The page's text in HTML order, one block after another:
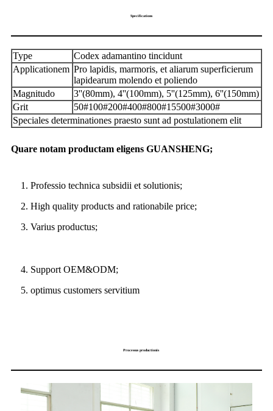
Specifications
Type
Codex adamantino tincidunt
Applicationem Pro lapidis, marmoris, et aliarum superficierum
lapidearum molendo et poliendo
Magnitudo
3''(80mm), 4''(100mm), 5''(125mm), 6''(150mm)
Grit
50#100#200#400#800#15500#3000#
Speciales determinationes praesto sunt ad postulationem elit
Quare notam productam eligens GUANSHENG;
1. Professio technica subsidii et solutionis;
2. High quality products and rationabile price;
3. Varius productus;
4. Support OEM&ODM;
5. optimus customers servitium
Processus productionis